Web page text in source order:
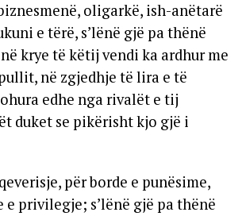
oligarkë, ish-anëtarë
e tërë, s’lënë gjë pa thënë
krye të këtij vendi ka ardhur me
në zgjedhje të lira e të
edhe nga rivalët e tij
duket se pikërisht kjo gjë i
për borde e punësime,
e privilegje; s’lënë gjë pa thënë